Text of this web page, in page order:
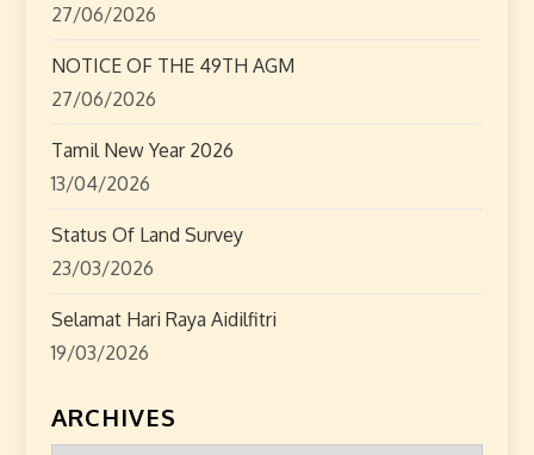
27/06/2026
NOTICE OF THE 49TH AGM
27/06/2026
Tamil New Year 2026
13/04/2026
Status Of Land Survey
23/03/2026
Selamat Hari Raya Aidilfitri
19/03/2026
ARCHIVES